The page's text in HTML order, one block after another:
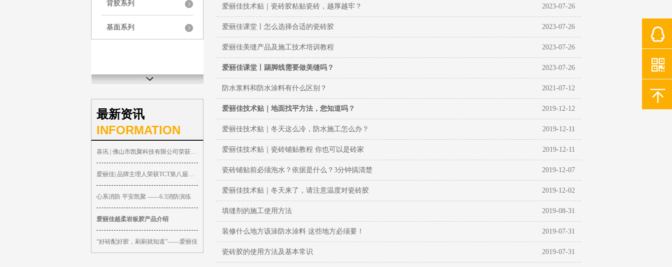
背胶系列
基面系列
最新资讯
INFORMATION
喜讯 | 佛山市凯聚科技有限公司荣获TCT全
爱丽佳| 品牌主理人荣获TCT第八届专家委
心系消防 平安凯聚 ——6.3消防演练
爱丽佳超柔岩板胶产品介绍
“好砖配好胶，刷刷就知道”——爱丽佳
爱丽佳技术贴｜瓷砖胶粘贴瓷砖，越厚越牢？ 2023-07-26
爱丽佳课堂丨怎么选择合适的瓷砖胶 2023-07-26
爱丽佳美缝产品及施工技术培训教程 2023-07-26
爱丽佳课堂丨踢脚线需要做美缝吗？ 2023-07-26
防水浆料和防水涂料有什么区别？ 2021-07-12
爱丽佳技术贴｜地面找平方法，您知道吗？ 2019-12-12
爱丽佳技术贴｜冬天这么冷，防水施工怎么办？ 2019-12-11
爱丽佳技术贴｜瓷砖铺贴教程 你也可以是砖家 2019-12-11
瓷砖铺贴前必须泡水？依据是什么？3分钟搞清楚 2019-12-07
爱丽佳技术贴｜冬天来了，请注意温度对瓷砖胶 2019-12-02
填缝剂的施工使用方法 2019-08-31
装修什么地方该涂防水涂料 这些地方必须要！ 2019-07-31
瓷砖胶的使用方法及基本常识 2019-07-31